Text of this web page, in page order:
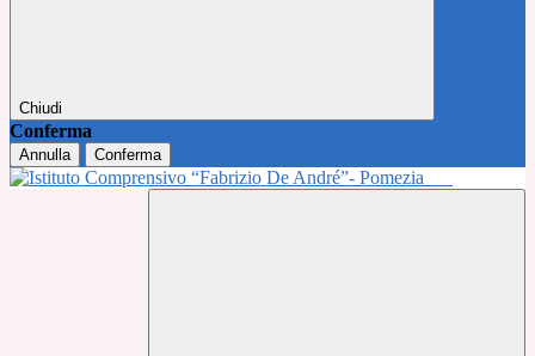
Chiudi
Conferma
Annulla Conferma